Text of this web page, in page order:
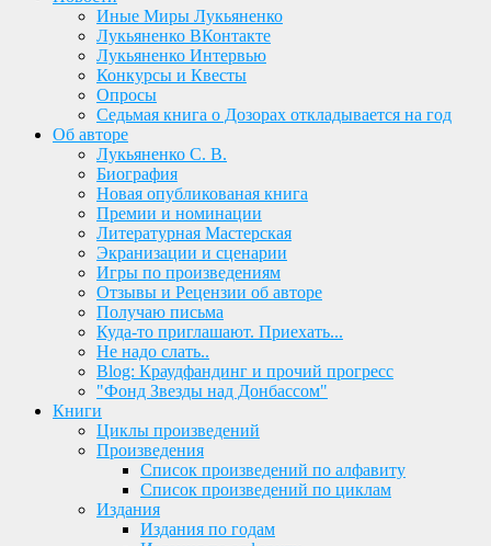
Иные Миры Лукьяненко
Лукьяненко ВКонтакте
Лукьяненко Интервью
Конкурсы и Квесты
Опросы
Седьмая книга о Дозорах откладывается на год
Об авторе
Лукьяненко С. В.
Биография
Новая опубликованая книга
Премии и номинации
Литературная Мастерская
Экранизации и сценарии
Игры по произведениям
Отзывы и Рецензии об авторе
Получаю письма
Куда-то приглашают. Приехать...
Не надо слать..
Blog: Краудфандинг и прочий прогресс
"Фонд Звезды над Донбассом"
Книги
Циклы произведений
Произведения
Список произведений по алфавиту
Список произведений по циклам
Издания
Издания по годам